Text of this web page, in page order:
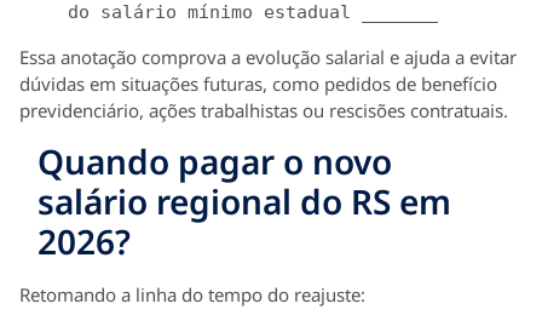
do salário mínimo estadual
Essa anotação comprova a evolução salarial e ajuda a evitar
dúvidas em situações futuras, como pedidos de benefício
previdenciário, ações trabalhistas ou rescisões contratuais.
Quando pagar o novo
salário regional do RS em
2026?
Retomando a linha do tempo do reajuste: